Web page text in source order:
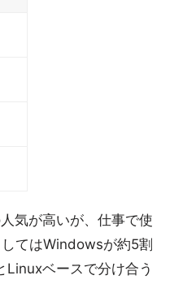
気が高いが、仕事で使
てはWindowsが約5割
Linuxベースで分け合う